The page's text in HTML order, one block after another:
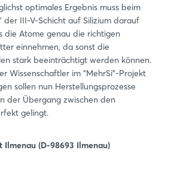
optimales Ergebnis muss beim
der III-V-Schicht auf Silizium darauf
die Atome genau die richtigen
einnehmen, da sonst die
stark beeinträchtigt werden können.
Wissenschaftler im "MehrSi"-Projekt
sollen nun Herstellungsprozesse
der Übergang zwischen den
gelingt.
Ilmenau (D-98693 Ilmenau)